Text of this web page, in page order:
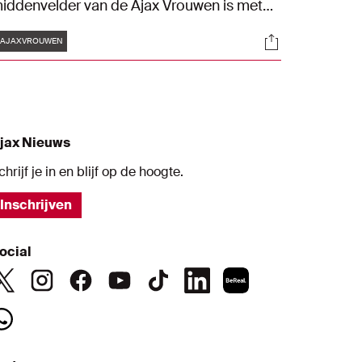
van de Ajax Vrouwen is met
uitgeschakeld. Van Schoonhoven
daardoor de wedstrijden tegen
Socials
Nieuws
je in en blijf op de hoogte.
Inschrijven